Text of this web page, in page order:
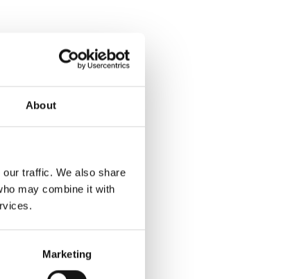
About
traffic. We also share
may combine it with
Marketing